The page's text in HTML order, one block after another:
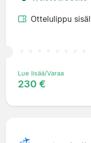
Ottelulippu
Lue lisää/Varaa
230 €